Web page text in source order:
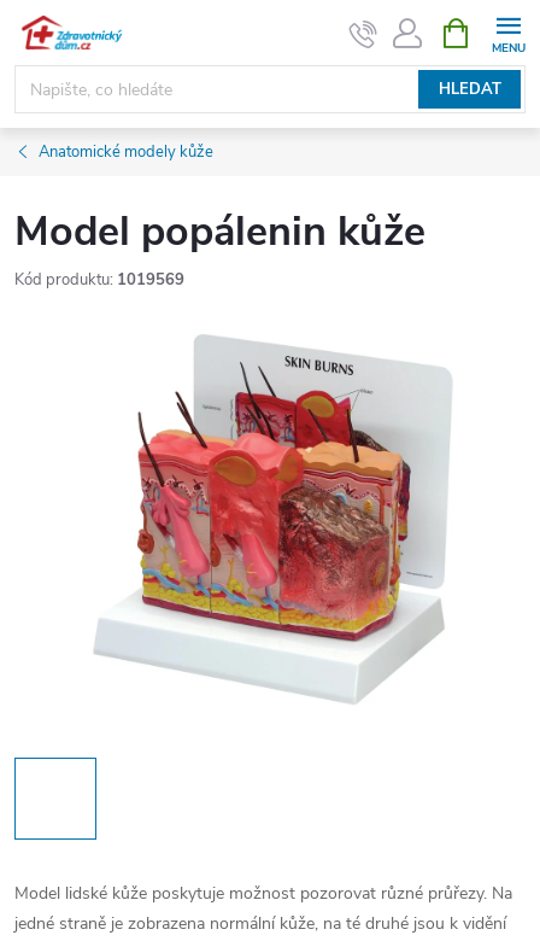
Přejít
obsah
HLEDAT
NÁKUPNÍ
KOŠÍK
Anatomické modely kůže
Model popálenin kůže
Kód produktu: 1019569
Model lidské kůže poskytuje možnost pozorovat různé průřezy. Na
jedné straně je zobrazena normální kůže, na té druhé jsou k vidění